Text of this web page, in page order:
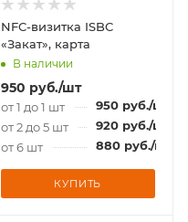
NFC-визитка ISBC
«Закат», карта
В наличии
950 руб./шт
от 1 до 1 шт 950руб./шт
от 2 до 5 шт
920руб./шт
от 6 шт
880руб./шт
КУПИТЬ